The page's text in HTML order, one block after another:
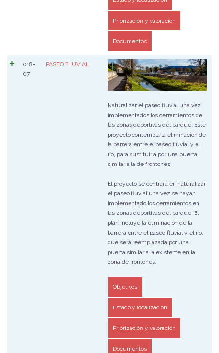
Priorización y valoración
Documentos
018-
07
PASEO FLUVIAL
Naturalizar el paseo fluvial una vez
implementados los cerramientos de
las zonas deportivas del parque. Este
proyecto contempla la eliminación de
la barrera entre el paseo fluvial y el
río, para sustituirla por una puerta
similar a la de frontones.
El proyecto se centrará en naturalizar
el paseo fluvial una vez se hayan
implementado los cerramientos en
las zonas deportivas del parque. El
plan incluye la eliminación de la
barrera entre el paseo fluvial y el río,
que será reemplazada por una
puerta similar a la existente en la
zona de frontones.
Objetivos
Estado y localización
Priorización y valoración
Documentos